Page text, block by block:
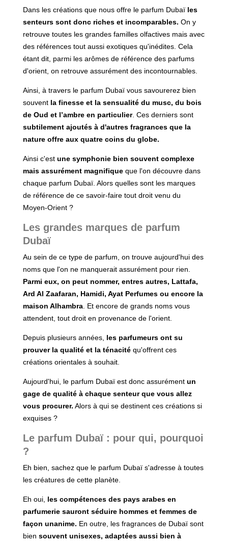
Dans les créations que nous offre le parfum Dubaï les
senteurs sont donc riches et incomparables. On y
retrouve toutes les grandes familles olfactives mais avec
des références tout aussi exotiques qu'inédites. Cela
étant dit, parmi les arômes de référence des parfums
d'orient, on retrouve assurément des incontournables.
Ainsi, à travers le parfum Dubaï vous savourerez bien
souvent la finesse et la sensualité du musc, du bois
de Oud et l’ambre en particulier. Ces derniers sont
subtilement ajoutés à d'autres fragrances que la
nature offre aux quatre coins du globe.
Ainsi c'est une symphonie bien souvent complexe
mais assurément magnifique que l'on découvre dans
chaque parfum Dubaï. Alors quelles sont les marques
de référence de ce savoir-faire tout droit venu du
Moyen-Orient ?
Les grandes marques de parfum
Dubaï
Au sein de ce type de parfum, on trouve aujourd'hui des
noms que l'on ne manquerait assurément pour rien.
Parmi eux, on peut nommer, entres autres, Lattafa,
Ard Al Zaafaran, Hamidi, Ayat Perfumes ou encore la
maison Alhambra . Et encore de grands noms vous
attendent, tout droit en provenance de l'orient.
Depuis plusieurs années, les parfumeurs ont su
prouver la qualité et la ténacité qu'offrent ces
créations orientales à souhait.
Aujourd'hui, le parfum Dubaï est donc assurément un
gage de qualité à chaque senteur que vous allez
vous procurer. Alors à qui se destinent ces créations si
exquises ?
Le parfum Dubaï : pour qui, pourquoi
?
Eh bien, sachez que le parfum Dubaï s'adresse à toutes
les créatures de cette planète.
Eh oui, les compétences des pays arabes en
parfumerie sauront séduire hommes et femmes de
façon unanime. En outre, les fragrances de Dubaï sont
bien souvent unisexes, adaptées aussi bien à